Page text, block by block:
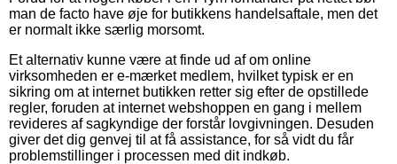
man de facto have øje for butikkens handelsaftale, men det
er normalt ikke særlig morsomt.
Et alternativ kunne være at finde ud af om online
virksomheden er e-mærket medlem, hvilket typisk er en
sikring om at internet butikken retter sig efter de opstillede
regler, foruden at internet webshoppen en gang i mellem
revideres af sagkyndige der forstår lovgivningen. Desuden
giver det dig genvej til at få assistance, for så vidt du får
problemstillinger i processen med dit indkøb.